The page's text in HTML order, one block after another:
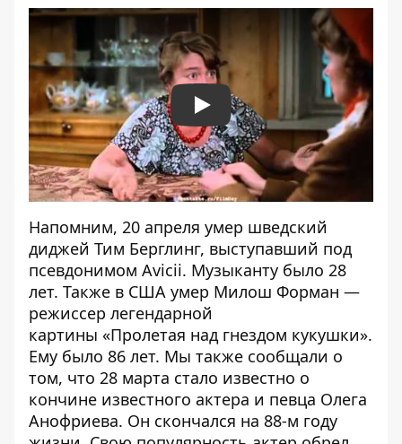
Play
Напомним, 20 апреля умер шведский
диджей Тим Берглинг, выступавший под
псевдонимом Avicii. Музыканту было 28
лет. Также в США умер Милош Форман —
режиссер легендарной
картины «Пролетая над гнездом кукушки».
Ему было 86 лет. Мы также сообщали о
том, что 28 марта стало известно о
кончине известного актера и певца Олега
Анофриева. Он скончался на 88-м году